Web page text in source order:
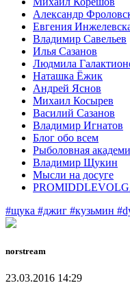
Александр
Евгения
Владимир Савельев
Илья Сазанов
Людмила
Наташка Ёжик
Андрей Яснов
Михаил Косырев
Василий Сазанов
Владимир Игнатов
Блог обо всем
Рыболовная
Владимир Щукин
Мысли на досуге
#щука #джиг #кузьмин
norstream
23.03.2016 14:29